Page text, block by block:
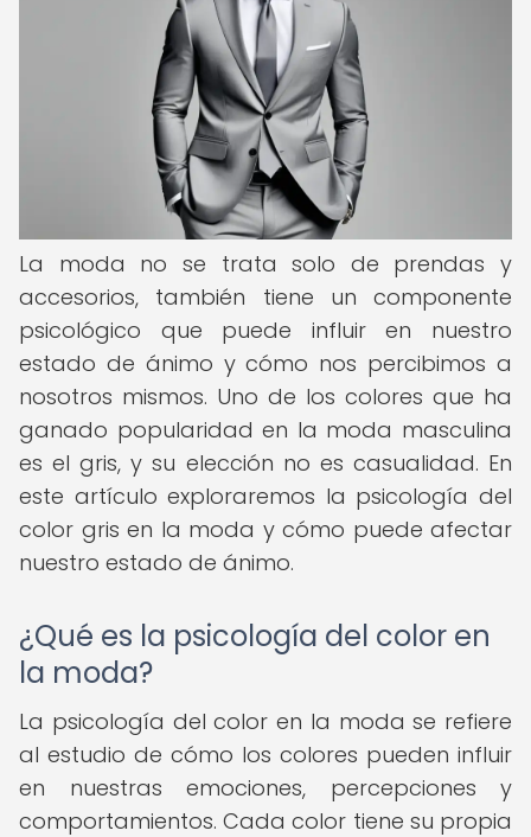
La moda no se trata solo de prendas y
accesorios, también tiene un componente
psicológico que puede influir en nuestro
estado de ánimo y cómo nos percibimos a
nosotros mismos. Uno de los colores que ha
ganado popularidad en la moda masculina
es el gris, y su elección no es casualidad. En
este artículo exploraremos la psicología del
color gris en la moda y cómo puede afectar
nuestro estado de ánimo.
¿Qué es la psicología del color en
la moda?
La psicología del color en la moda se refiere
al estudio de cómo los colores pueden influir
en nuestras emociones, percepciones y
comportamientos. Cada color tiene su propia